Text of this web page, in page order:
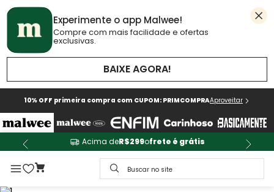
Experimente o app Malwee!
Compre com mais facilidade e ofertas
exclusivas.
BAIXE AGORA!
10% OFF primeira compra com CUPOM: PRIMCOMPRAAproveitar
Acima deR$299ofrete é grátis
Buscar no site